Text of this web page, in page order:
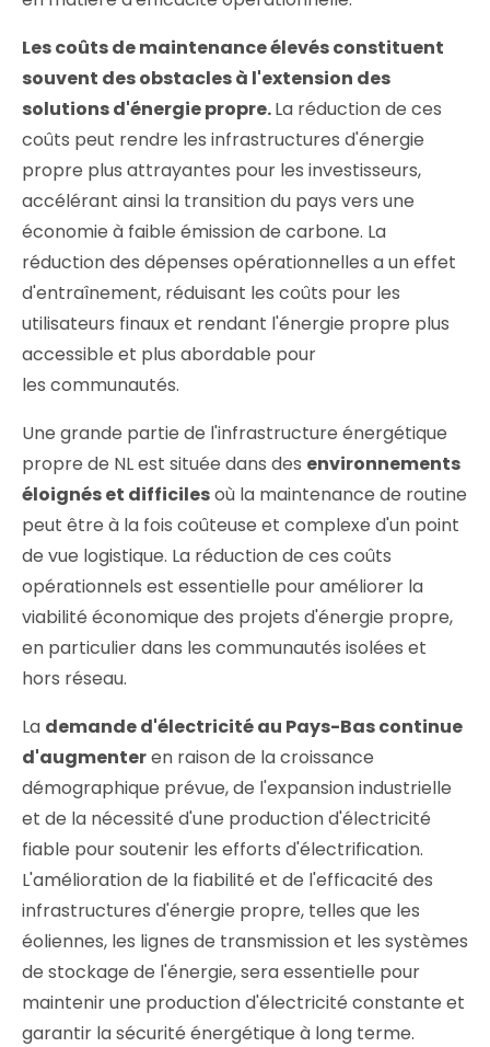
Les coûts de maintenance élevés constituent
souvent des obstacles à l'extension des
solutions d'énergie propre.La réduction de ces
coûts peut rendre les infrastructures d'énergie
propre plus attrayantes pour les investisseurs,
accélérant ainsi la transition du pays vers une
économie à faible émission de carbone. La
réduction des dépenses opérationnelles a un effet
d'entraînement, réduisant les coûts pour les
utilisateurs finaux et rendant l'énergie propre plus
accessible et plus abordable pour
les communautés.
Une grande partie de l'infrastructure énergétique
propre de NL est située dans des environnements
éloignés et difficilesoù la maintenance de routine
peut être à la fois coûteuse et complexe d'un point
de vue logistique. La réduction de ces coûts
opérationnels est essentielle pour améliorer la
viabilité économique des projets d'énergie propre,
en particulier dans les communautés isolées et
hors réseau.
La demande d'électricité au Pays-Bas continue
d'augmenteren raison de la croissance
démographique prévue, de l'expansion industrielle
et de la nécessité d'une production d'électricité
fiable pour soutenir les efforts d'électrification.
L'amélioration de la fiabilité et de l'efficacité des
infrastructures d'énergie propre, telles que les
éoliennes, les lignes de transmission et les systèmes
de stockage de l'énergie, sera essentielle pour
maintenir une production d'électricité constante et
garantir la sécurité énergétique à long terme.